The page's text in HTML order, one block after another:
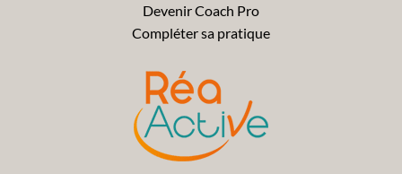
Devenir Coach Pro
Compléter sa pratique